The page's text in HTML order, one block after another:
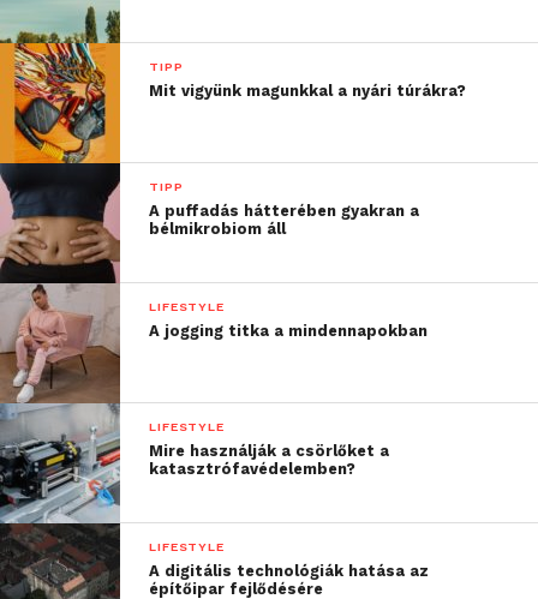
További friss híreket talál a
Csatlakozzon hozzánk a
TIPP
Mit vigyünk magunkkal a nyári túrákra?
TIPP
A puffadás hátterében gyakran a
bélmikrobiom áll
LIFESTYLE
A jogging titka a mindennapokban
LIFESTYLE
Mire használják a csörlőket a
katasztrófavédelemben?
LIFESTYLE
A digitális technológiák hatása az
építőipar fejlődésére